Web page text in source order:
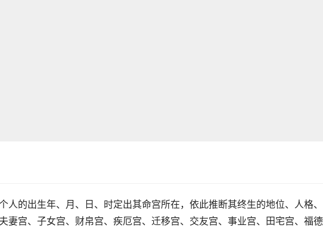
人的出生年、月、日、时定出其命宫所在，依此推断其终生的地位、人格
妻宫、子女宫、财帛宫、疾厄宫、迁移宫、交友宫、事业宫、田宅宫、福德